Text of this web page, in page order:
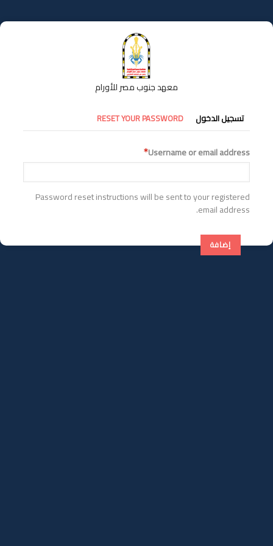
إلى
المحتوى
معهد جنوب مصر للأورام
التبويبات
الأساسية
تسجيل الدخول RESET YOUR PASSWORD
Username or email address
Password reset instructions will be sent to your registered
email address.